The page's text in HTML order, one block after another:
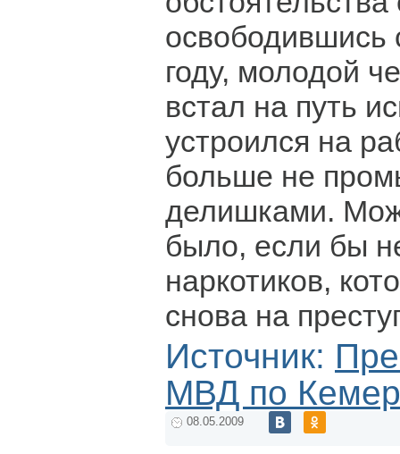
освободившись
году, молодой
встал на путь
устроился на
больше не
делишками.
было, если бы
наркотиков,
снова на
Источник:
МВД по
08.05.2009